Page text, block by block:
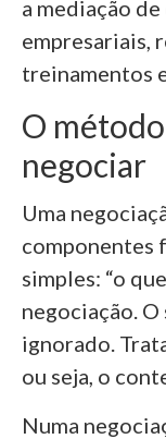
a mediação
empresariais,
treinamentos
O
negociar
Uma
componentes
simples: “o
negociação.
ignorado.
ou seja, o
Numa